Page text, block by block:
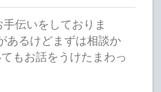
伝いをしておりま
あるけどまずは相談か
もお話をうけたまわっ